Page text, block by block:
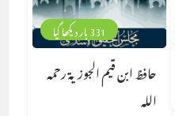
331 بار دیکھا گیا
حافظ ابن قيم الجوزية رحمه
الله